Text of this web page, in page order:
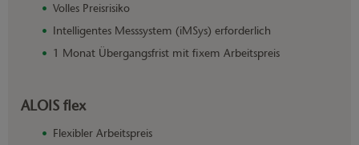
Volles Preisrisiko
Intelligentes Messsystem (iMSys) erforderlich
1 Monat Übergangsfrist mit fixem Arbeitspreis
ALOIS flex
Flexibler Arbeitspreis